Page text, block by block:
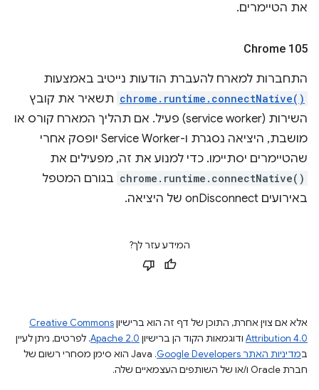
את הטיימרים.
Chrome 105
התחברות למארח להעברת הודעות נייטיב באמצעות
chrome.runtime.connectNative() תשאיר את קובץ
השירות (service worker) פעיל. אם תהליך המארח קורס או
מושבת, היציאה נסגרת ו-Service Worker יופסק אחרי
שהטיימרים יסתיימו. כדי למנוע את זה, מפעילים את
chrome.runtime.connectNative() בגורם המטפל
באירועים onDisconnect של היציאה.
המידע עזר לך?
אלא אם צוין אחרת, התוכן של דף זה הוא ברישיוןCreative Commons
Attribution 4.0 ודוגמאות הקוד הן ברישיון Apache 2.0. לפרטים, ניתן לעיין
במדיניות האתר Google Developers‏
.‏ Java הוא סימן מסחרי רשום של
חברת Oracle ו/או של השותפים העצמאיים שלה.